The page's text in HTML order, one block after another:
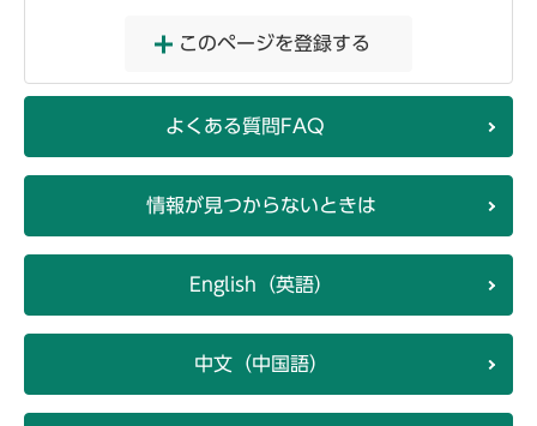
このページを登録する
よくある質問FAQ
情報が見つからないときは
English（英語）
中文（中国語）